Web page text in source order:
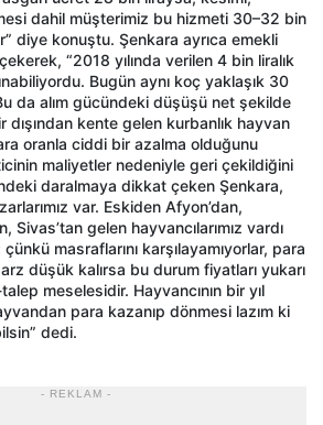
dahil müşterimiz bu hizmeti 30–32 bin
diye konuştu. Şenkara ayrıca emekli
“2018 yılında verilen 4 bin liralık
Bugün aynı koç yaklaşık 30
da alım gücündeki düşüşü net şekilde
kente gelen kurbanlık hayvan
oranla ciddi bir azalma olduğunu
maliyetler nedeniyle geri çekildiğini
daralmaya dikkat çeken Şenkara,
var. Eskiden Afyon’dan,
Sivas’tan gelen hayvancılarımız vardı
masraflarını karşılayamıyorlar, para
düşük kalırsa bu durum fiyatları yukarı
meselesidir. Hayvancının bir yıl
para kazanıp dönmesi lazım ki
dedi.
- REKLAM -